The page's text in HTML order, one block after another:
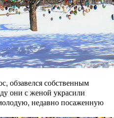
обзавелся собственным
они с женой украсили
недавно посаженную